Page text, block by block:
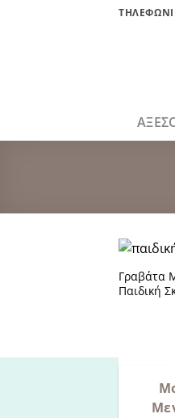
Γραβάτα
Παιδική